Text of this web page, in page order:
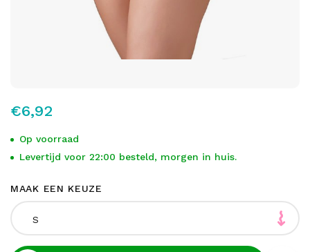
€6,92
Op voorraad
Levertijd voor 22:00 besteld, morgen in huis.
MAAK EEN KEUZE
S